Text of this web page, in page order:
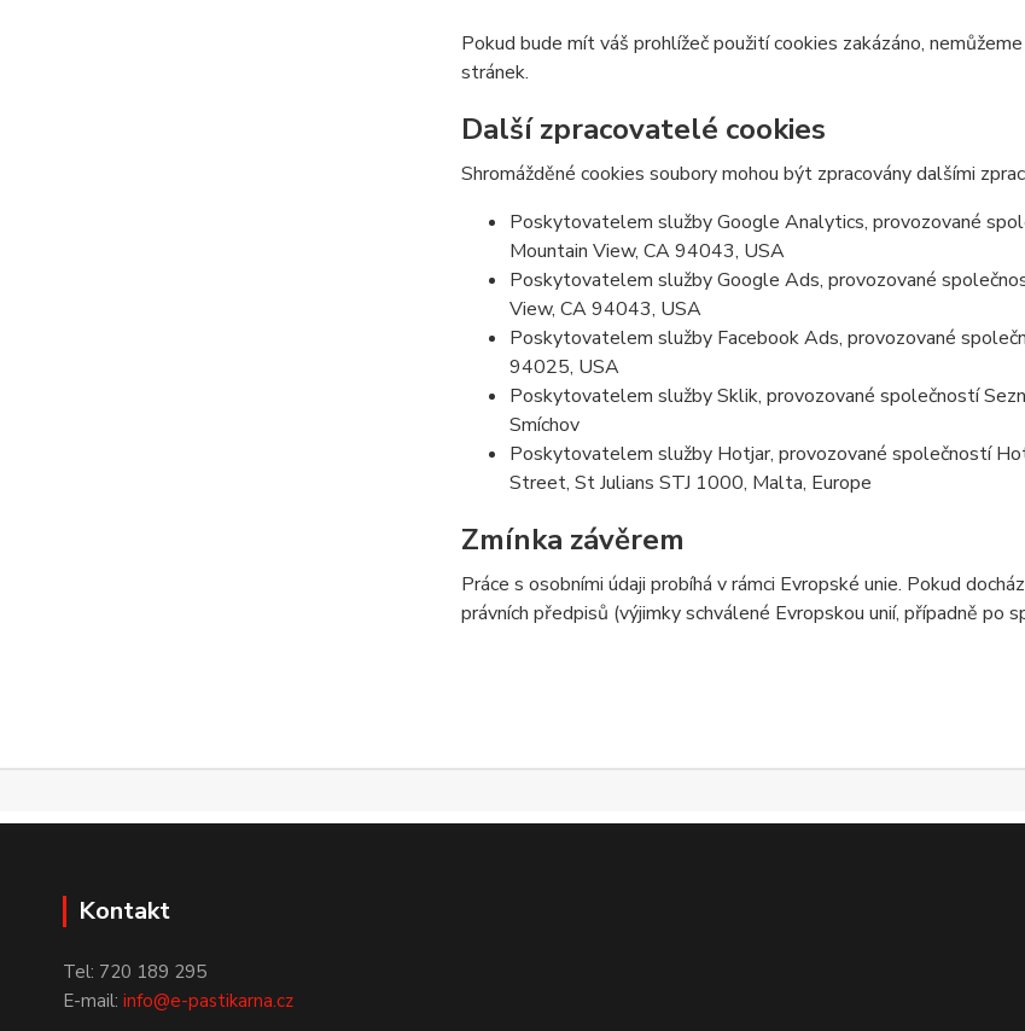
Pokud bude mít váš prohlížeč použití cookies zakázáno,
stránek.
Další zpracovatelé cookies
Shromážděné cookies soubory mohou být zpracovány dalšími
Poskytovatelem služby Google Analytics, provozované
Mountain View, CA 94043, USA
Poskytovatelem služby Google Ads, provozované
View, CA 94043, USA
Poskytovatelem služby Facebook Ads, provozované
94025, USA
Poskytovatelem služby Sklik, provozované společností
Smíchov
Poskytovatelem služby Hotjar, provozované společností
Street, St Julians STJ 1000, Malta, Europe
Zmínka závěrem
Práce s osobními údaji probíhá v rámci Evropské unie. Pokud
právních předpisů (výjimky schválené Evropskou unií, případně po
Kontakt
Tel: 720 189 295
E-mail: info@e-pastikarna.cz